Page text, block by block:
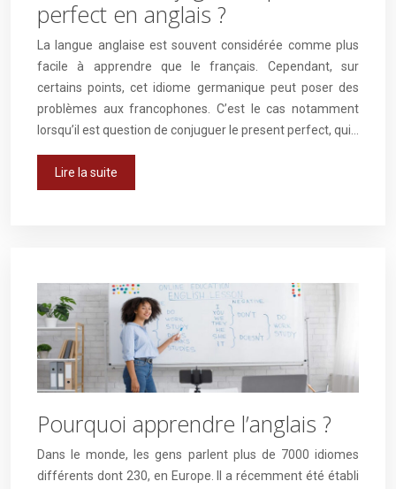
perfect en anglais ?
La langue anglaise est souvent considérée comme plus
facile à apprendre que le français. Cependant, sur
certains points, cet idiome germanique peut poser des
problèmes aux francophones. C’est le cas notamment
lorsqu’il est question de conjuguer le present perfect, qui…
Lire la suite
Pourquoi apprendre l’anglais ?
Dans le monde, les gens parlent plus de 7000 idiomes
différents dont 230, en Europe. Il a récemment été établi